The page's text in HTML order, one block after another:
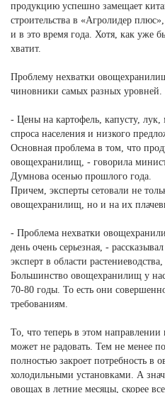
продукцию успешно замещает
строительства в «Агролидер
и в это время года. Хотя, как уже
хватит.
Проблему нехватки
чиновники самых разных уровней.
- Цены на картофель, капусту, лук,
спроса населения и низкого
Основная проблема в том, что
овощехранилищ, - говорила
Думнова осенью прошлого года.
Причем, эксперты сетовали не
овощехранилищ, но и на их
- Проблема нехватки
день очень серьезная, -
эксперт в области
Большинство овощехранилищ у
70-80 годы. То есть они
требованиям.
То, что теперь в этом направлении
может не радовать. Тем не менее
полностью закроет потребность
холодильными установками. А
овощах в летние месяцы, скорее